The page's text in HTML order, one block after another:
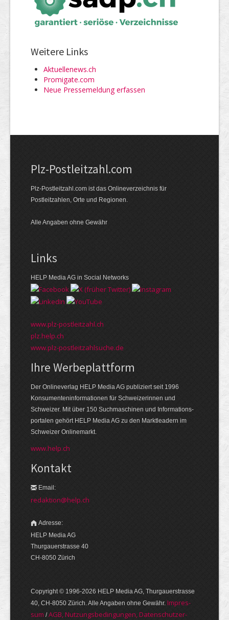
Weitere Links
Aktuellenews.ch
Promigate.com
Neue Pressemeldung erfassen
Plz-Postleitzahl.com
Plz-Postleitzahl.com ist das Onlineverzeichnis für
Postleitzahlen, Orte und Regionen.
Alle Angaben ohne Gewähr
Links
HELP Media AG in Social Networks
www.plz-postleitzahl.ch
plz.help.ch
www.plz-postleitzahlsuche.de
Ihre Werbeplattform
Der Onlineverlag HELP Media AG publiziert seit 1996
Konsumenten­informationen für Schweizerinnen und
Schweizer. Mit über 150 Suchmaschinen und Informations­
portalen gehört HELP Media AG zu den Markt­leadern im
Schweizer Onlinemarkt.
www.help.ch
Kontakt
Email:
redaktion@help.ch
Adresse:
HELP Media AG
Thurgauerstrasse 40
CH-8050 Zürich
Copyright © 1996-2026 HELP Media AG, Thurgauer­strasse
40, CH-8050 Zürich. Alle Angaben ohne Gewähr. Im­pres­
sum /AGB, Nut­zungs­bedin­gungen, Daten­schutz­er­